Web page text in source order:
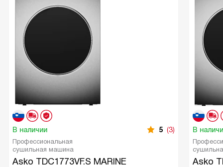
В наличии 5 (3)
Профессиональная
сушильная машина
Asko TDC1773VF.S MARINE
В
Asko